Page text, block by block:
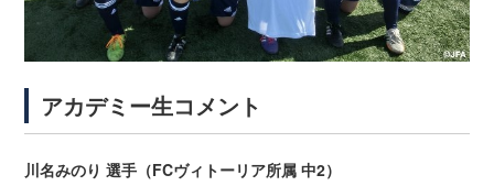
アカデミー生コメント
川名みのり 選手（FCヴィトーリア所属 中2）